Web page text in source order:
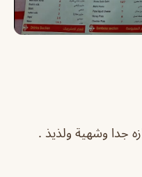
جدا وشهية ولذيذ .